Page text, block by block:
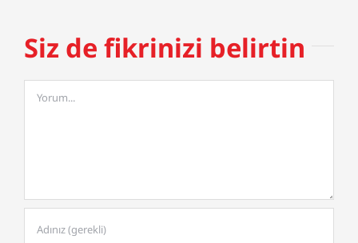
Siz de fikrinizi belirtin
Comment